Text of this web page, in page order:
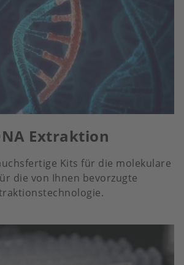
Extraktion
Kits für die molekulare
die von Ihnen bevorzugte